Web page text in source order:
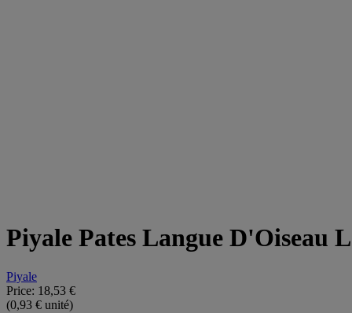
Piyale Pates Langue D'Oiseau
Piyale
Price: 18,53 €
(0,93 € unité)